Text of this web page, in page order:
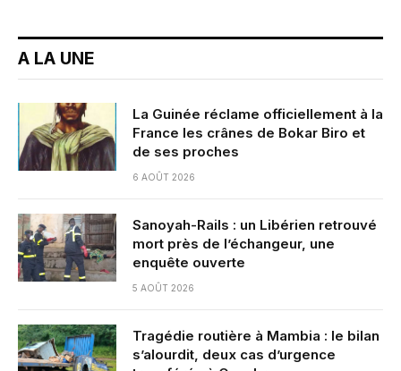
A LA UNE
La Guinée réclame officiellement à la
France les crânes de Bokar Biro et
de ses proches
6 AOÛT 2026
Sanoyah-Rails : un Libérien retrouvé
mort près de l’échangeur, une
enquête ouverte
5 AOÛT 2026
Tragédie routière à Mambia : le bilan
s’alourdit, deux cas d’urgence